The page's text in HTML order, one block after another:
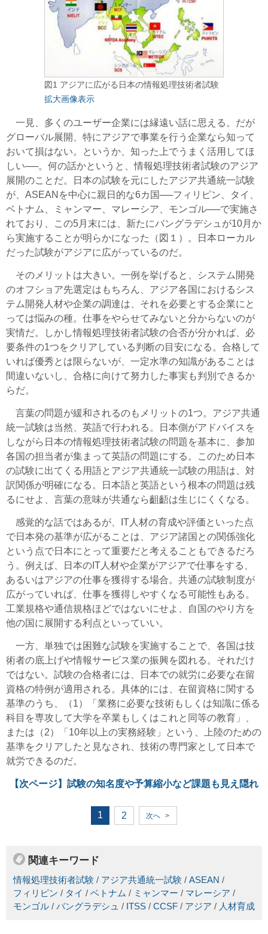
図1 アジアに広がる日本の情報処理技術者試験
拡大画像表示
一見、多くのユーザー企業には縁遠い話に思える。だが
グローバル展開、特にアジアで事業を行う企業なら知って
おいて損はない。というか、知った上でうまく活用してほ
しい──。何の話かというと、情報処理技術者試験のアジア
展開のことだ。日本の試験を元にしたアジア共通統一試験
が、ASEANを中心に親日的な6カ国──フィリピン、タイ、
ベトナム、ミャンマー、マレーシア、モンゴル──で実施さ
れており、この5月末には、新たにバングラデシュが10月か
ら実施することが明らかになった（図１）。日本ローカル
だった試験がアジアに広がっているのだ。
そのメリットは大きい。一例を挙げると、システム開発
のオフショア先選定はもちろん、アジア各国におけるシス
テム開発人材や企業の調達は、それを必要とする企業にと
っては悩みの種。仕事をやらせてみないと分からないのが
実情だ。しかし情報処理技術者試験の合否が分かれば、必
要条件の1つをクリアしている判断の目安になる。合格して
いれば優秀とは限らないが、一定水準の知識があることは
間違いないし、合格に向けて努力した事実も判別できるか
らだ。
言葉の問題が緩和されるのもメリットの1つ。アジア共通
統一試験は当然、英語で行われる。日本側がアドバイスを
しながら日本の情報処理技術者試験の問題を基本に、参加
各国の担当者が集まって英語の問題にする。このため日本
の試験に出てくる用語とアジア共通統一試験の用語は、対
訳関係が明確になる。日本語と英語という根本の問題は残
るにせよ、言葉の意味が共通なら齟齬は生じにくくなる。
感覚的な話ではあるが、IT人材の育成や評価といった点
で日本発の基準が広がることは、アジア諸国との関係強化
という点で日本にとって重要だと考えることもできるだろ
う。例えば、日本のIT人材や企業がアジアで仕事をする、
あるいはアジアの仕事を獲得する場合。共通の試験制度が
広がっていれば、仕事を獲得しやすくなる可能性もある。
工業規格や通信規格ほどではないにせよ、自国のやり方を
他の国に展開する利点といっていい。
一方、単独では困難な試験を実施することで、各国は技
術者の底上げや情報サービス業の振興を図れる。それだけ
ではない。試験の合格者には、日本での就労に必要な在留
資格の特例が適用される。具体的には、在留資格に関する
基準のうち、（1）「業務に必要な技術もしくは知識に係る
科目を専攻して大学を卒業もしくはこれと同等の教育」、
または（2）「10年以上の実務経験」という、上陸のための
基準をクリアしたと見なされ、技術の専門家として日本で
就労できるのだ。
【次ページ】 試験の知名度や予算縮小など課題も見え隠れ
1 2 次へ >
関連キーワード
情報処理技術者試験 / アジア共通統一試験 / ASEAN /
フィリピン / タイ / ベトナム / ミャンマー / マレーシア /
モンゴル / バングラデシュ / ITSS / CCSF / アジア / 人材育成